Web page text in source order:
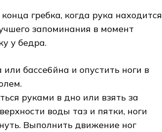
гребка, когда рука находится
запоминания в момент
у бедра.
или бассе6йна и опустить ноги в
руками в дно или взять за
воды таз и пятки, ноги
Выполнить движение ног